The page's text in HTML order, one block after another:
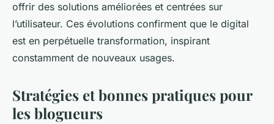
offrir des solutions améliorées et centrées sur
l’utilisateur. Ces évolutions confirment que le digital
est en perpétuelle transformation, inspirant
constamment de nouveaux usages.
Stratégies et bonnes pratiques pour
les blogueurs